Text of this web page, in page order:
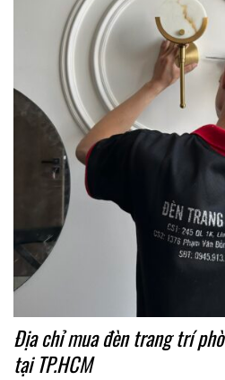
Địa chỉ mua đèn trang trí
tại TP.HCM